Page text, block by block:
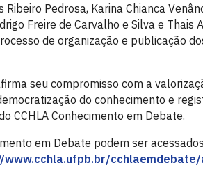
Pedrosa, Karina Chianca
Freire de Carvalho e Silva e Thais
de organização e publicação
seu compromisso com a
do conhecimento e
CCHLA Conhecimento em Debate.
em Debate podem ser
www.cchla.ufpb.br/cchlaemdebate/